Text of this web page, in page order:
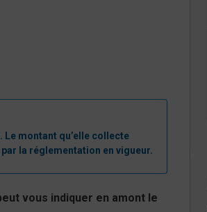
Le montant qu’elle collecte
la réglementation en vigueur.
vous indiquer en amont le